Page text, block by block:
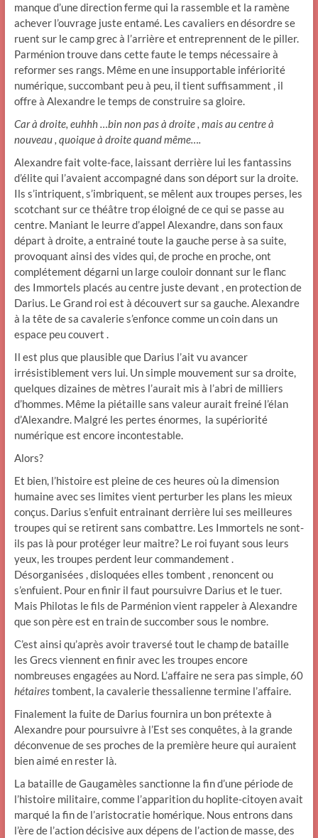
manque d’une direction ferme qui la rassemble et la ramène
achever l’ouvrage juste entamé. Les cavaliers en désordre se
ruent sur le camp grec à l’arrière et entreprennent de le piller.
Parménion trouve dans cette faute le temps nécessaire à
reformer ses rangs. Même en une insupportable infériorité
numérique, succombant peu à peu, il tient suffisamment , il
offre à Alexandre le temps de construire sa gloire.
Car à droite, euhhh …bin non pas à droite , mais au centre à
nouveau , quoique à droite quand même….
Alexandre fait volte-face, laissant derrière lui les fantassins
d’élite qui l’avaient accompagné dans son déport sur la droite.
Ils s’intriquent, s’imbriquent, se mêlent aux troupes perses, les
scotchant sur ce théâtre trop éloigné de ce qui se passe au
centre. Maniant le leurre d’appel Alexandre, dans son faux
départ à droite, a entrainé toute la gauche perse à sa suite,
provoquant ainsi des vides qui, de proche en proche, ont
complétement dégarni un large couloir donnant sur le flanc
des Immortels placés au centre juste devant , en protection de
Darius. Le Grand roi est à découvert sur sa gauche. Alexandre
à la tête de sa cavalerie s’enfonce comme un coin dans un
espace peu couvert .
Il est plus que plausible que Darius l’ait vu avancer
irrésistiblement vers lui. Un simple mouvement sur sa droite,
quelques dizaines de mètres l’aurait mis à l’abri de milliers
d’hommes. Même la piétaille sans valeur aurait freiné l’élan
d’Alexandre. Malgré les pertes énormes, la supériorité
numérique est encore incontestable.
Alors?
Et bien, l’histoire est pleine de ces heures où la dimension
humaine avec ses limites vient perturber les plans les mieux
conçus. Darius s’enfuit entrainant derrière lui ses meilleures
troupes qui se retirent sans combattre. Les Immortels ne sont-
ils pas là pour protéger leur maitre? Le roi fuyant sous leurs
yeux, les troupes perdent leur commandement .
Désorganisées , disloquées elles tombent , renoncent ou
s’enfuient. Pour en finir il faut poursuivre Darius et le tuer.
Mais Philotas le fils de Parménion vient rappeler à Alexandre
que son père est en train de succomber sous le nombre.
C’est ainsi qu’après avoir traversé tout le champ de bataille
les Grecs viennent en finir avec les troupes encore
nombreuses engagées au Nord. L’affaire ne sera pas simple, 60
hétairestombent, la cavalerie thessalienne termine l’affaire.
Finalement la fuite de Darius fournira un bon prétexte à
Alexandre pour poursuivre à l’Est ses conquêtes, à la grande
déconvenue de ses proches de la première heure qui auraient
bien aimé en rester là.
La bataille de Gaugamèles sanctionne la fin d’une période de
l’histoire militaire, comme l’apparition du hoplite-citoyen avait
marqué la fin de l’aristocratie homérique. Nous entrons dans
l’ère de l’action décisive aux dépens de l’action de masse, des